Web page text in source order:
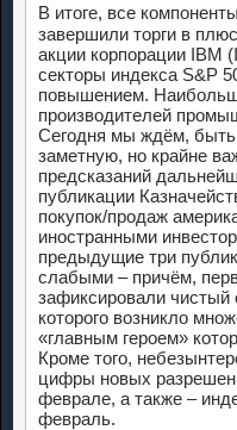
В итоге, все компоненты
завершили торги в
акции корпорации IBM
секторы индекса S&P
повышением.
производителей
Сегодня мы ждём,
заметную, но крайне
предсказаний
публикации
покупок/продаж
иностранными
предыдущие три
слабыми – причём,
зафиксировали чистый
которого возникло
«главным героем»
Кроме того,
цифры новых
феврале, а также –
февраль.